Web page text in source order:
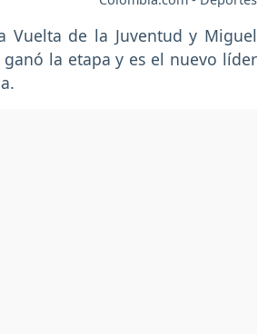
Vuelta de la Juventud y Miguel
la etapa y es el nuevo líder